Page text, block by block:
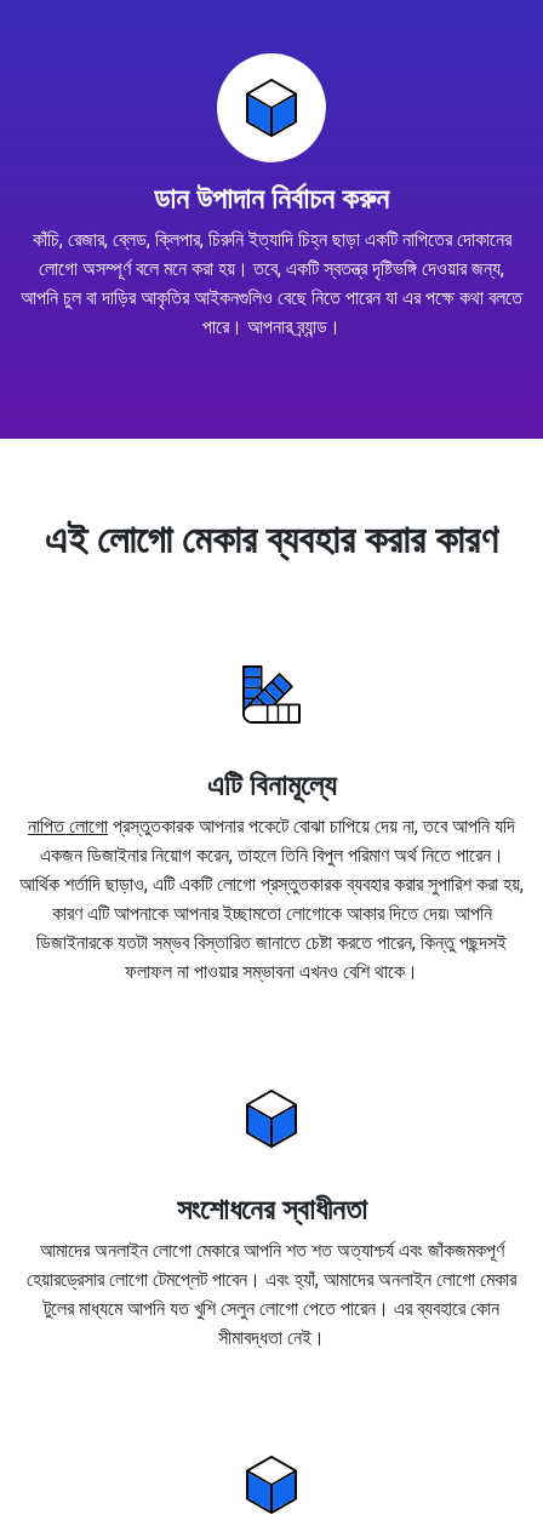
ডান উপাদান নির্বাচন করুন
কাঁচি, রেজার, ব্লেড, ক্লিপার, চিরুনি ইত্যাদি চিহ্ন ছাড়া একটি নাপিতের দোকানের
লোগো অসম্পূর্ণ বলে মনে করা হয়। তবে, একটি স্বতন্ত্র দৃষ্টিভঙ্গি দেওয়ার জন্য,
আপনি চুল বা দাড়ির আকৃতির আইকনগুলিও বেছে নিতে পারেন যা এর পক্ষে কথা বলতে
পারে। আপনার ব্র্যান্ড।
এই লোগো মেকার ব্যবহার করার কারণ
এটি বিনামূল্যে
নাপিত লোগো প্রস্তুতকারক আপনার পকেটে বোঝা চাপিয়ে দেয় না, তবে আপনি যদি
একজন ডিজাইনার নিয়োগ করেন, তাহলে তিনি বিপুল পরিমাণ অর্থ নিতে পারেন।
আর্থিক শর্তাদি ছাড়াও, এটি একটি লোগো প্রস্তুতকারক ব্যবহার করার সুপারিশ করা হয়,
কারণ এটি আপনাকে আপনার ইচ্ছামতো লোগোকে আকার দিতে দেয়৷ আপনি
ডিজাইনারকে যতটা সম্ভব বিস্তারিত জানাতে চেষ্টা করতে পারেন, কিন্তু পছন্দসই
ফলাফল না পাওয়ার সম্ভাবনা এখনও বেশি থাকে।
সংশোধনের স্বাধীনতা
আমাদের অনলাইন লোগো মেকারে আপনি শত শত অত্যাশ্চর্য এবং জাঁকজমকপূর্ণ
হেয়ারড্রেসার লোগো টেমপ্লেট পাবেন। এবং হ্যাঁ, আমাদের অনলাইন লোগো মেকার
টুলের মাধ্যমে আপনি যত খুশি সেলুন লোগো পেতে পারেন। এর ব্যবহারে কোন
সীমাবদ্ধতা নেই।